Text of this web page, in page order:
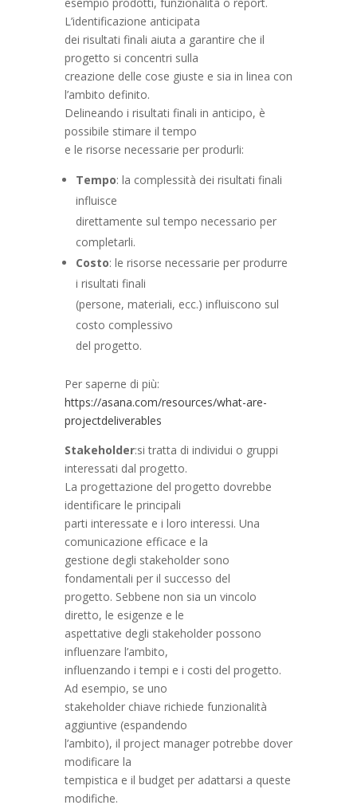
L’identificazione anticipata
dei risultati finali aiuta a garantire che il
progetto si concentri sulla
creazione delle cose giuste e sia in linea con
l’ambito definito.
Delineando i risultati finali in anticipo, è
possibile stimare il tempo
e le risorse necessarie per produrli:
Tempo: la complessità dei risultati finali
influisce
direttamente sul tempo necessario per
completarli.
Costo: le risorse necessarie per produrre
i risultati finali
(persone, materiali, ecc.) influiscono sul
costo complessivo
del progetto.
Per saperne di più:
https://asana.com/resources/what-are-
projectdeliverables
Stakeholder:si tratta di individui o gruppi
interessati dal progetto.
La progettazione del progetto dovrebbe
identificare le principali
parti interessate e i loro interessi. Una
comunicazione efficace e la
gestione degli stakeholder sono
fondamentali per il successo del
progetto. Sebbene non sia un vincolo
diretto, le esigenze e le
aspettative degli stakeholder possono
influenzare l’ambito,
influenzando i tempi e i costi del progetto.
Ad esempio, se uno
stakeholder chiave richiede funzionalità
aggiuntive (espandendo
l’ambito), il project manager potrebbe dover
modificare la
tempistica e il budget per adattarsi a queste
modifiche.